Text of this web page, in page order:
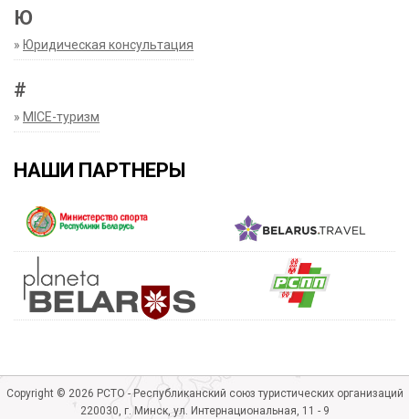
Ю
» Юридическая консультация
#
» MICE-туризм
НАШИ ПАРТНЕРЫ
Copyright © 2026 РСТО - Республиканский союз туристических организаций
220030, г. Минск, ул. Интернациональная, 11 - 9